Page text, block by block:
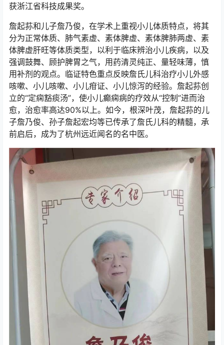
获浙江省科技成果奖。
詹起荪和儿子詹乃俊，在学术上重视小儿体质特点，将其
分为正常体质、肺气素虚、素体脾虚、素体脾肺两虚、素
体脾虚肝旺等体质类型，以利于临床辨治小儿疾病，以及
强调鼓舞、顾护脾胃之气，用药清灵纯正、量轻味薄，慎
用补剂的观点。临证特色重点反映詹氏儿科治疗小儿外感
咳嗽、小儿咳嗽、小儿疳证、小儿惊泻的经验。詹起荪创
立的“定痫豁痰汤”，使小儿癫痫病的疗效从“控制”进而治
愈，治愈率高达90%以上。如今，根深叶茂，詹起荪的儿
子詹乃俊、孙子詹起宏均等已传承了詹氏儿科的精髓，承
前启后，成为了杭州远近闻名的名中医。